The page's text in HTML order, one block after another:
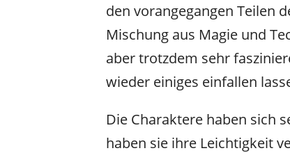
den vorangegangen Teilen
Mischung aus Magie und
aber trotzdem sehr
wieder einiges einfallen
Die Charaktere haben sich
haben sie ihre Leichtigkeit